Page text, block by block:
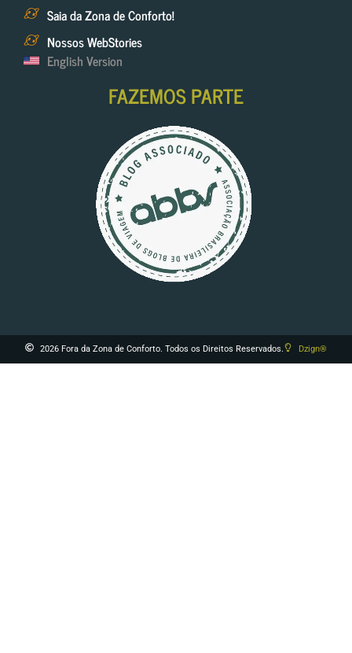
Saia da Zona de Conforto!
Nossos WebStories
English Version
FAZEMOS PARTE
2026 Fora da Zona de Conforto. Todos os Direitos Reservados. Dzign®